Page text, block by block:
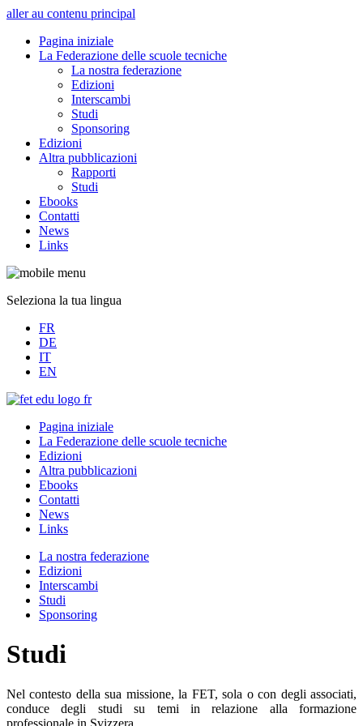
aller au contenu principal
Pagina iniziale
La Federazione delle scuole tecniche
La nostra federazione
Edizioni
Interscambi
Studi
Sponsoring
Edizioni
Altra pubblicazioni
Rapporti
Studi
Ebooks
Contatti
News
Links
Seleziona la tua lingua
FR
DE
IT
EN
Pagina iniziale
La Federazione delle scuole tecniche
Edizioni
Altra pubblicazioni
Ebooks
Contatti
News
Links
La nostra federazione
Edizioni
Interscambi
Studi
Sponsoring
Studi
Nel contesto della sua missione, la FET, sola o con degli associati,
conduce degli studi su temi in relazione alla formazione
professionale in Svizzera.